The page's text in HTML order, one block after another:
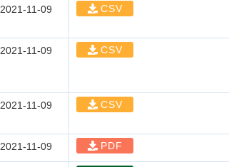
2021-11-09 CSV
2021-11-09 CSV
2021-11-09 CSV
2021-11-09 PDF